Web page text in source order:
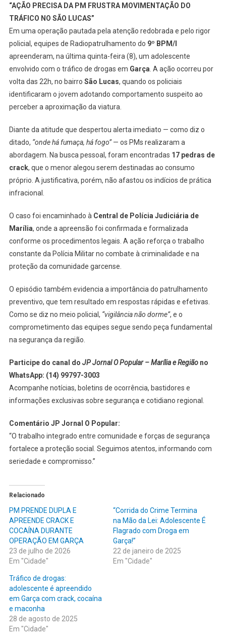
“AÇÃO PRECISA DA PM FRUSTRA MOVIMENTAÇÃO DO
TRÁFICO NO SÃO LUCAS”
Em uma operação pautada pela atenção redobrada e pelo rigor
policial, equipes de Radiopatrulhamento do 9º BPM/I
apreenderam, na última quinta-feira (8), um adolescente
envolvido com o tráfico de drogas em Garça . A ação ocorreu por
volta das 22h, no bairro São Lucas, quando os policiais
identificaram o jovem adotando comportamento suspeito ao
perceber a aproximação da viatura.
Diante da atitude que despertou alerta imediato — como diz o
ditado, “onde há fumaça, há fogo”— os PMs realizaram a
abordagem. Na busca pessoal, foram encontradas 17 pedras de
crack, que o menor alegou serem destinadas ao consumo
próprio. A justificativa, porém, não afastou os indícios de prática
infracional.
O caso foi encaminhado à Central de Polícia Judiciária de
Marília, onde a apreensão foi confirmada e formalizada
conforme os procedimentos legais. A ação reforça o trabalho
constante da Polícia Militar no combate à criminalidade e na
proteção da comunidade garcense.
O episódio também evidencia a importância do patrulhamento
preventivo, que tem resultado em respostas rápidas e efetivas.
Como se diz no meio policial, “vigilância não dorme”, e o
comprometimento das equipes segue sendo peça fundamental
na segurança da região.
Participe do canal do JP Jornal O Popular – Marília e Regiãono
WhatsApp: (14) 99797-3003
Acompanhe notícias, boletins de ocorrência, bastidores e
informações exclusivas sobre segurança e cotidiano regional.
Comentário JP Jornal O Popular:
“O trabalho integrado entre comunidade e forças de segurança
fortalece a proteção social. Seguimos atentos, informando com
seriedade e compromisso.”
Relacionado
PM PRENDE DUPLA E
APREENDE CRACK E
COCAÍNA DURANTE
OPERAÇÃO EM GARÇA
23 de julho de 2026
Em "Cidade"
“Corrida do Crime Termina
na Mão da Lei: Adolescente É
Flagrado com Droga em
Garça!”
22 de janeiro de 2025
Em "Cidade"
Tráfico de drogas:
adolescente é apreendido
em Garça com crack, cocaína
e maconha
28 de agosto de 2025
Em "Cidade"